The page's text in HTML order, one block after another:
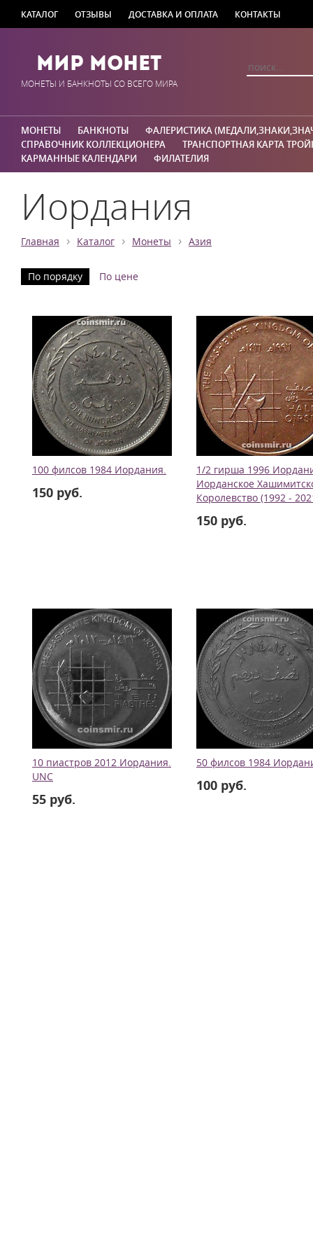
КАТАЛОГ ОТЗЫВЫ ДОСТАВКА И ОПЛАТА КОНТАКТЫ
Мир Монет
МОНЕТЫ И БАНКНОТЫ СО ВСЕГО МИРА
МОНЕТЫ БАНКНОТЫ
ФАЛЕРИСТИКА
СПРАВОЧНИК КОЛЛЕКЦИОНЕРА
ТРАНСПОРТНАЯ КАРТА
КАРМАННЫЕ КАЛЕНДАРИ
ФИЛАТЕЛИЯ
Иордания
Главная › Каталог › Монеты › Азия
По порядку По цене
100 филсов 1984 Иордания.
150 руб.
1/2 гирша 1996
Иорданское
Королевство (1992 -
150 руб.
10 пиастров 2012 Иордания.
UNC
55 руб.
50 филсов 1984
100 руб.